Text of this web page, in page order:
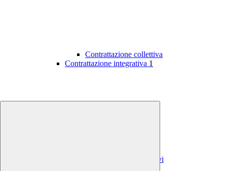
Contrattazione collettiva
Contrattazione integrativa 1
Costi contratti integrativi